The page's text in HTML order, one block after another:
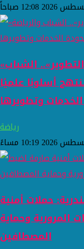
«صوت المستفيد.. بوصلة التطوير».. الشباب
أسلوبًا علميًا
وتطويرها
رياضة
حملات أمنية
المرورية وحماية
المصطافين